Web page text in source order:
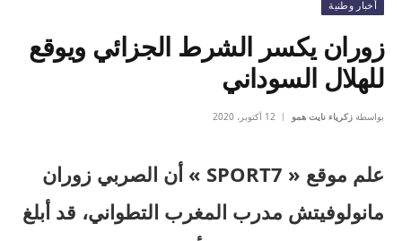
أخبار وطنية
زوران يكسر الشرط الجزائي ويوقع
للهلال السوداني
بواسطة زكرياء نايت همو 12 أكتوبر، 2020
علم موقع « SPORT7 » أن الصربي زوران
مانولوفيتش مدرب المغرب التطواني، قد أبلغ